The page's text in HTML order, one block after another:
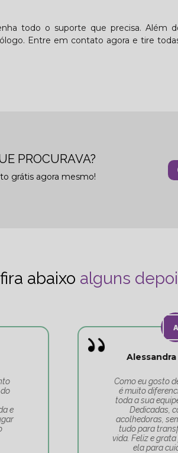
todo o suporte que precisa. Além
Entre em contato agora e tire
PROCURAVA?
grátis agora mesmo!
abaixo alguns
Alessandra Rodrigues
Como eu gosto deste lugar! A Tati
é muito diferenciada, e por isso,
toda a sua equipe é maravilhosa.
Dedicadas, competentes,
acolhedoras, sempre fazendo de
tudo para transformar a nossa
vida. Feliz e grata por ter escolhido
ela para cuidar de mim!